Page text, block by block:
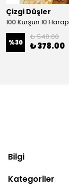
Çizgi Düşler
100 Kurşun 10 Harap
%30
₺ 540.00
₺ 378.00
Bilgi
Kategoriler